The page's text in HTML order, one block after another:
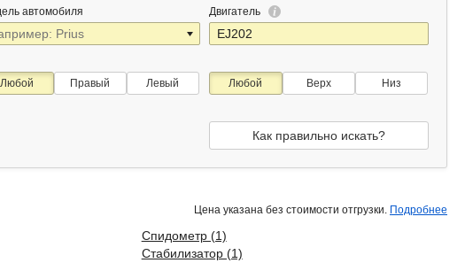
автомобиля Двигатель
Любой Правый Левый Любой Верх Низ
Как правильно искать?
Цена указана без стоимости отгрузки. Подробнее
Спидометр (1)
Стабилизатор (1)